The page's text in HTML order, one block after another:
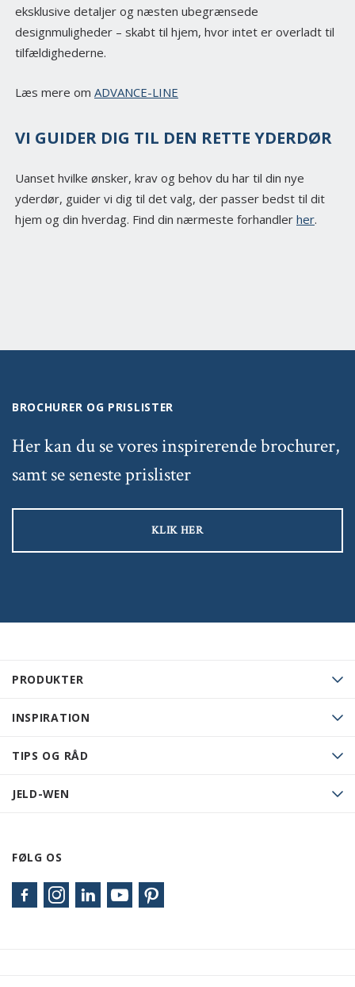
eksklusive detaljer og næsten ubegrænsede
designmuligheder – skabt til hjem, hvor intet er overladt til
tilfældighederne.
Læs mere om ADVANCE-LINE
VI GUIDER DIG TIL DEN RETTE YDERDØR
Uanset hvilke ønsker, krav og behov du har til din nye
yderdør, guider vi dig til det valg, der passer bedst til dit
hjem og din hverdag. Find din nærmeste forhandler her.
PRODUKTER
INSPIRATION
TIPS OG RÅD
JELD-WEN
FØLG OS
BROCHURER OG PRISLISTER
Her kan du se vores inspirerende brochurer,
samt se seneste prislister
KLIK HER